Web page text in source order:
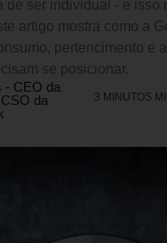
de ser individual - e isso
artigo mostra como a
pertencimento e
se posicionar.
- CEO da
da
3 MINUTOS